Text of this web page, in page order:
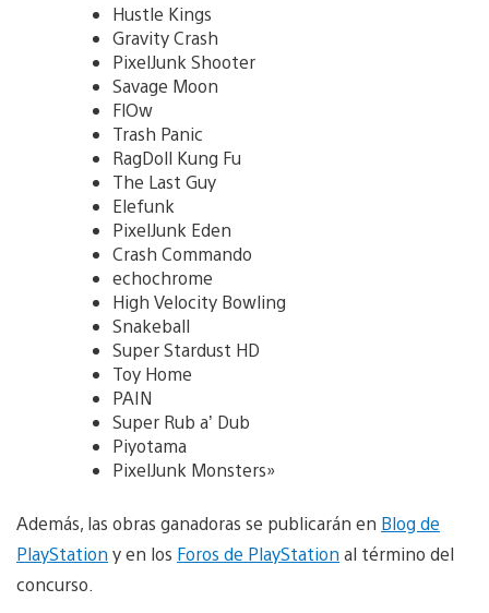
Hustle Kings
Gravity Crash
PixelJunk Shooter
Savage Moon
FlOw
Trash Panic
RagDoll Kung Fu
The Last Guy
Elefunk
PixelJunk Eden
Crash Commando
echochrome
High Velocity Bowling
Snakeball
Super Stardust HD
Toy Home
PAIN
Super Rub a’ Dub
Piyotama
PixelJunk Monsters»
Además, las obras ganadoras se publicarán en Blog de
PlayStation y en los Foros de PlayStation al término del
concurso.